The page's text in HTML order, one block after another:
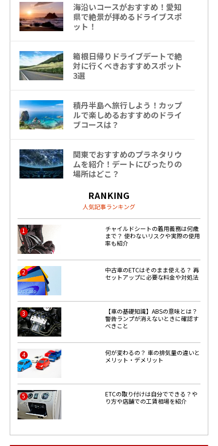
海沿いコースがおすすめ！愛知
県で絶景が拝めるドライブスポ
ット！
箱根日帰りドライブデートで絶
対に行くべきおすすめスポット
3選
積丹半島へ旅行しよう！カップ
ルで楽しめるおすすめのドライ
ブコースは？
関東でおすすめのプラネタリウ
ムを紹介！デートにぴったりの
場所はどこ？
RANKING
人気記事ランキング
1
チャイルドシートの着用義務は何歳
まで？ 使わないリスクや実際の使用
率も紹介
2
中古車のETCはそのまま使える？ 再
セットアップに必要な料金や対処法
3
【車の基礎知識】ABSの意味とは？
警告ランプが消えないときに確認す
べきこと
4
何が変わるの？ 車の排気量の違いと
メリット・デメリット
5
ETCの取り付けは自分でできる？や
り方や店舗での工賃相場を紹介